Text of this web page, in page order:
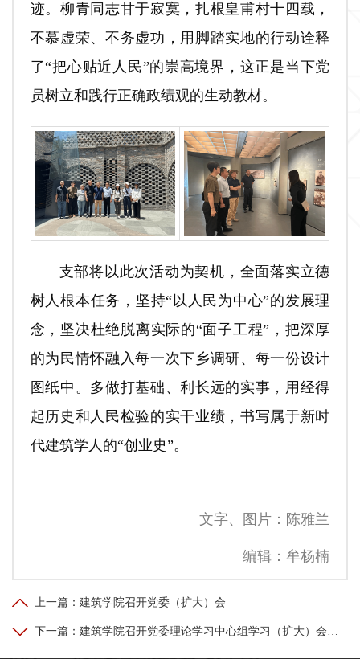
迹。柳青同志甘于寂寞，扎根皇甫村十四载，
不慕虚荣、不务虚功，用脚踏实地的行动诠释
了“把心贴近人民”的崇高境界，这正是当下党
员树立和践行正确政绩观的生动教材。
支部将以此次活动为契机，全面落实立德
树人根本任务，坚持“以人民为中心”的发展理
念，坚决杜绝脱离实际的“面子工程”，把深厚
的为民情怀融入每一次下乡调研、每一份设计
图纸中。多做打基础、利长远的实事，用经得
起历史和人民检验的实干业绩，书写属于新时
代建筑学人的“创业史”。
文字、图片：陈雅兰
编辑：牟杨楠
上一篇： 建筑学院召开党委（扩大）会
下一篇： 建筑学院召开党委理论学习中心组学习（扩大）会暨树立和践行正确政绩观学习教育推进工作会